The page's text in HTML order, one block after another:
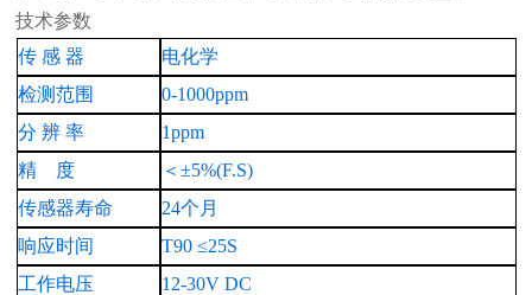
技术参数
传 感 器
电化学
检测范围
0-1000ppm
分 辨 率
1ppm
精 度
＜±5%(F.S)
传感器寿命
24个月
响应时间
T90 ≤25S
工作电压
12-30VDC